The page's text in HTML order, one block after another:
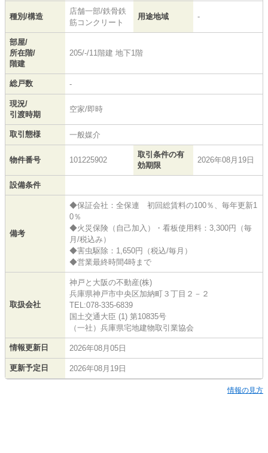
種別/構造
店舗一部/鉄骨鉄
筋コンクリート
用途地域 -
部屋/
所在階/
階建
205/-/11階建 地下1階
総戸数 -
現況/
引渡時期
空家/即時
取引態様 一般媒介
物件番号 101225902
取引条件の有
効期限
2026年08月19日
設備条件
備考
◆保証会社：全保連 初回総賃料の100％、毎年更新1
0％
◆火災保険（自己加入）・看板使用料：3,300円（毎
月/税込み）
◆害虫駆除：1,650円（税込/毎月）
◆営業最終時間4時まで
取扱会社
神戸と大阪の不動産(株)
兵庫県神戸市中央区加納町３丁目２－２
TEL:078-335-6839
国土交通大臣 (1) 第10835号
（一社）兵庫県宅地建物取引業協会
情報更新日 2026年08月05日
更新予定日 2026年08月19日
情報の見方